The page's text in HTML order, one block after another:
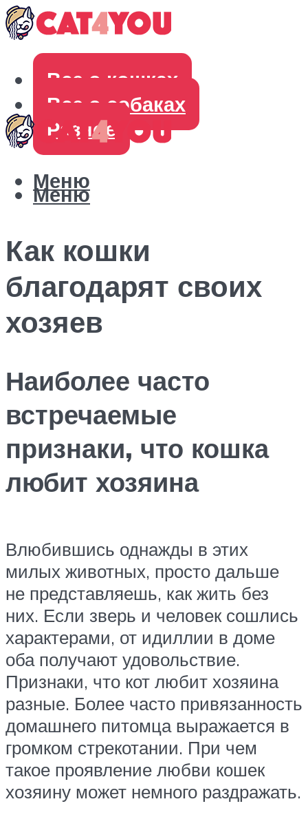
Все о кошках
Все о собаках
Разное
Меню
Меню
Как кошки
благодарят своих
хозяев
Наиболее часто
встречаемые
признаки, что кошка
любит хозяина
Влюбившись однажды в этих
милых животных, просто дальше
не представляешь, как жить без
них. Если зверь и человек сошлись
характерами, от идиллии в доме
оба получают удовольствие.
Признаки, что кот любит хозяина
разные. Более часто привязанность
домашнего питомца выражается в
громком стрекотании. При чем
такое проявление любви кошек
хозяину может немного раздражать.